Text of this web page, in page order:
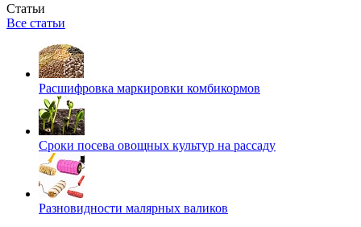
Статьи
Все статьи
Расшифровка маркировки комбикормов
Сроки посева овощных культур на рассаду
Разновидности малярных валиков